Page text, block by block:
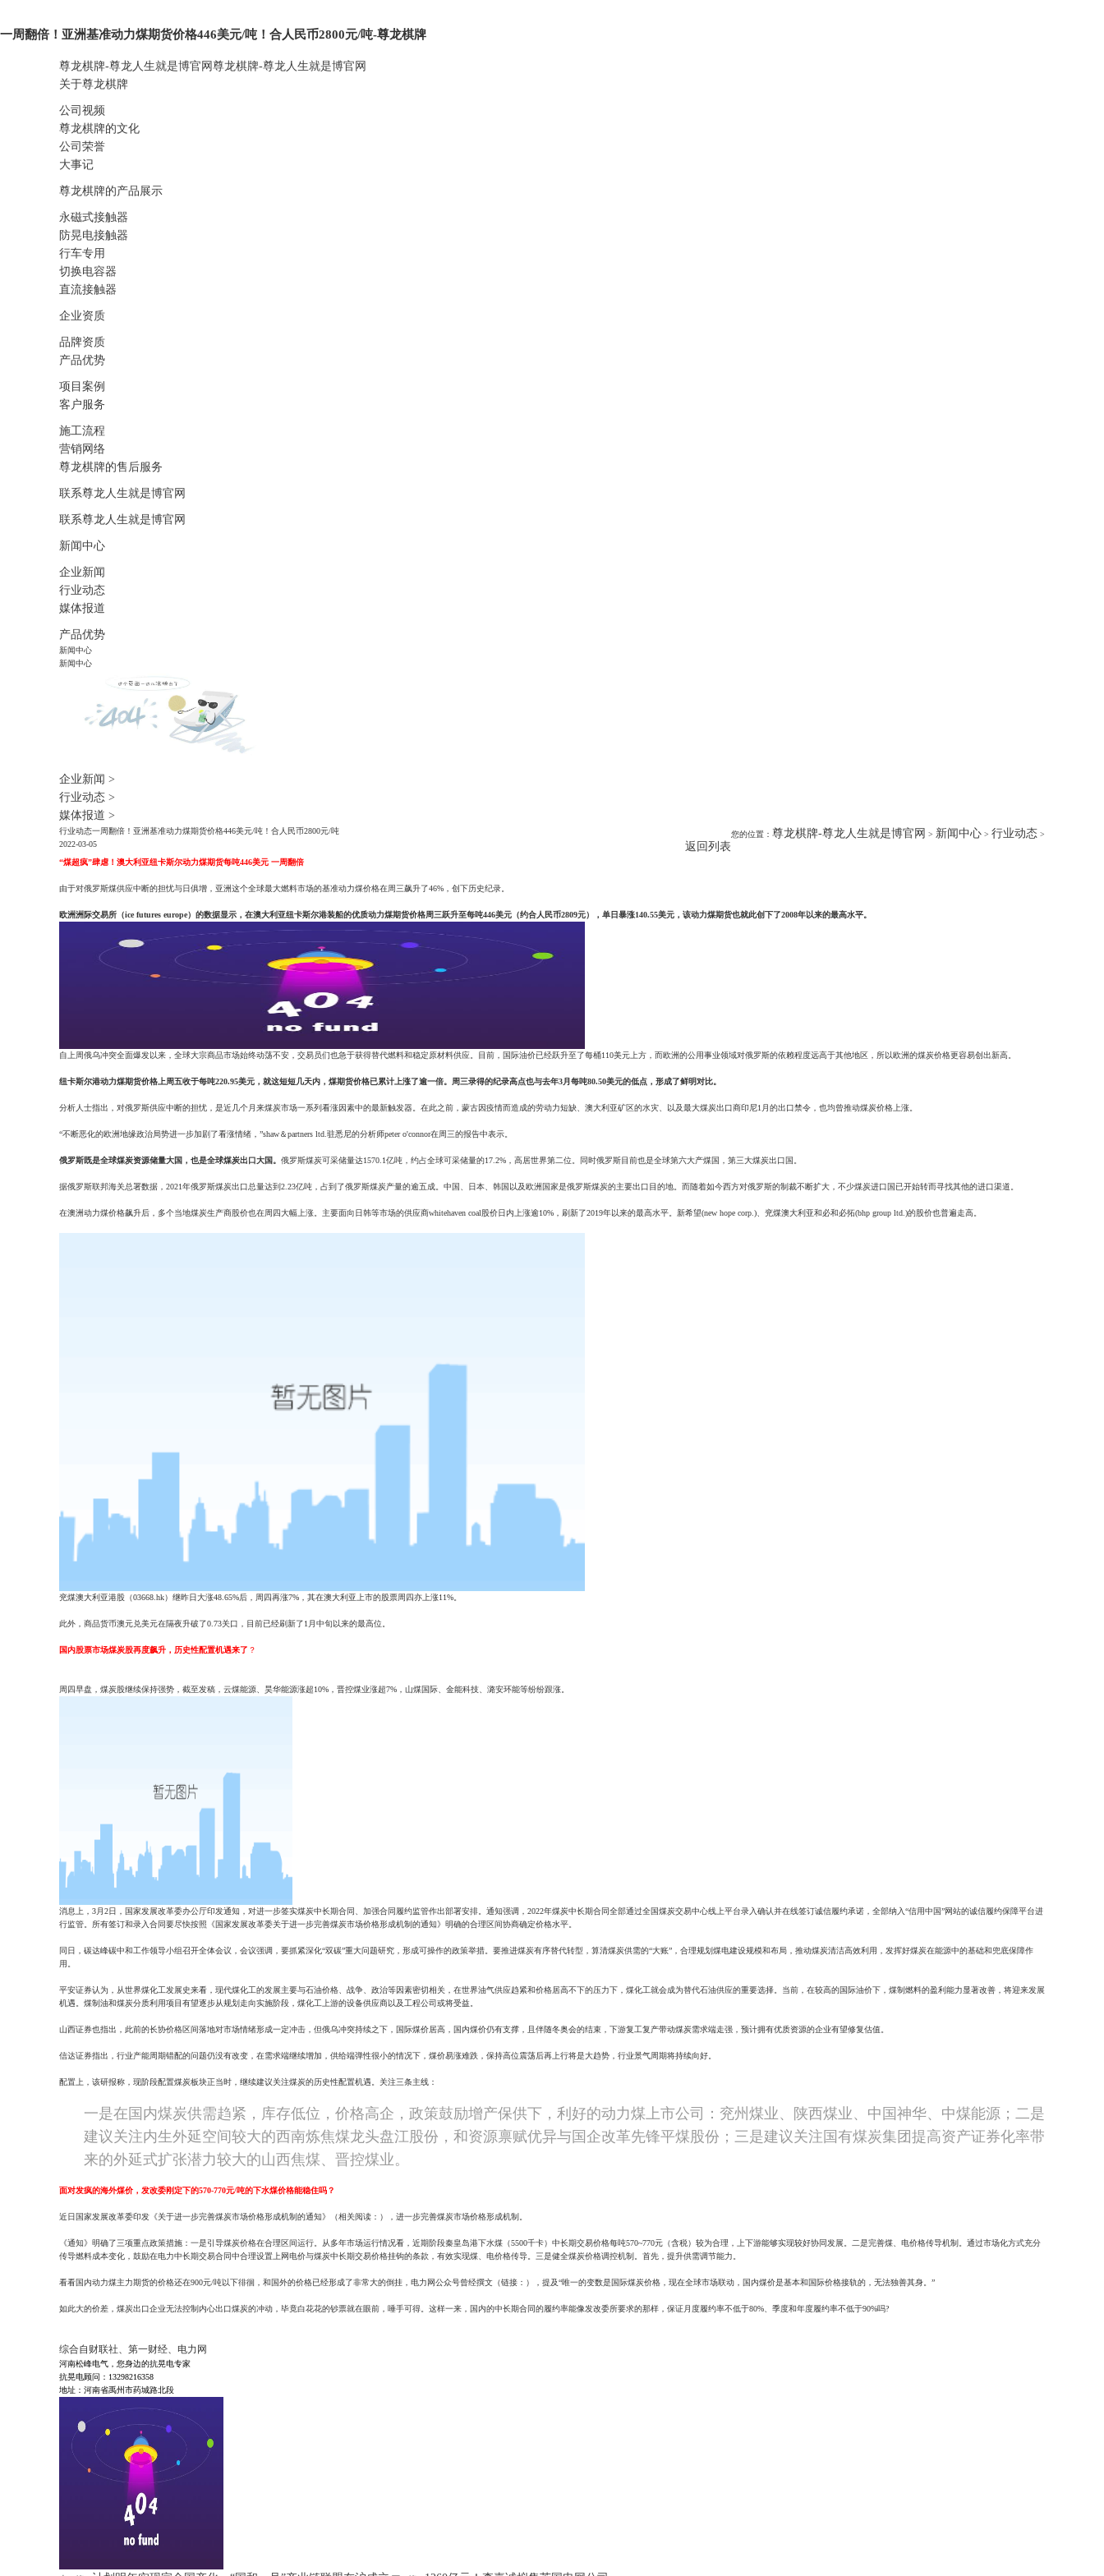
一周翻倍！亚洲基准动力煤期货价格446美元/吨！合人民币2800元/吨-尊龙棋牌
尊龙棋牌-尊龙人生就是博官网 尊龙棋牌-尊龙人生就是博官网
关于尊龙棋牌
公司视频
尊龙棋牌的文化
公司荣誉
大事记
尊龙棋牌的产品展示
永磁式接触器
防晃电接触器
行车专用
切换电容器
直流接触器
企业资质
品牌资质
产品优势
项目案例
客户服务
施工流程
营销网络
尊龙棋牌的售后服务
联系尊龙人生就是博官网
联系尊龙人生就是博官网
新闻中心
企业新闻
行业动态
媒体报道
产品优势
新闻中心
新闻中心
企业新闻 >
行业动态 >
媒体报道 >
行业动态 您的位置： 尊龙棋牌-尊龙人生就是博官网 > 新闻中心 > 行业动态 >
一周翻倍！亚洲基准动力煤期货价格446美元/吨！合人民币2800元/吨
2022-03-05
返回列表
“煤超疯”肆虐！澳大利亚纽卡斯尔动力煤期货每吨446美元 一周翻倍
由于对俄罗斯煤供应中断的担忧与日俱增，亚洲这个全球最大燃料市场的基准动力煤价格在周三飙升了46%，创下历史纪录。
欧洲洲际交易所（ice futures europe）的数据显示，在澳大利亚纽卡斯尔港装船的优质动力煤期货价格周三跃升至每吨446美元（约合人民币2809元），单日暴涨140.55美元，该动力煤期货也就此创下了2008年以来的最高水平。
自上周俄乌冲突全面爆发以来，全球大宗商品市场始终动荡不安，交易员们也急于获得替代燃料和稳定原材料供应。目前，国际油价已经跃升至了每桶110美元上方，而欧洲的公用事业领域对俄罗斯的依赖程度远高于其他地区，所以欧洲的煤炭价格更容易创出新高。
纽卡斯尔港动力煤期货价格上周五收于每吨220.95美元，就这短短几天内，煤期货价格已累计上涨了逾一倍。周三录得的纪录高点也与去年3月每吨80.50美元的低点，形成了鲜明对比。
分析人士指出，对俄罗斯供应中断的担忧，是近几个月来煤炭市场一系列看涨因素中的最新触发器。在此之前，蒙古因疫情而造成的劳动力短缺、澳大利亚矿区的水灾、以及最大煤炭出口商印尼1月的出口禁令，也均曾推动煤炭价格上涨。
“不断恶化的欧洲地缘政治局势进一步加剧了看涨情绪，”shaw＆partners ltd.驻悉尼的分析师peter o'connor在周三的报告中表示。
俄罗斯既是全球煤炭资源储量大国，也是全球煤炭出口大国。 俄罗斯煤炭可采储量达1570.1亿吨，约占全球可采储量的17.2%，高居世界第二位。同时俄罗斯目前也是全球第六大产煤国，第三大煤炭出口国。
据俄罗斯联邦海关总署数据，2021年俄罗斯煤炭出口总量达到2.23亿吨，占到了俄罗斯煤炭产量的逾五成。中国、日本、韩国以及欧洲国家是俄罗斯煤炭的主要出口目的地。而随着如今西方对俄罗斯的制裁不断扩大，不少煤炭进口国已开始转而寻找其他的进口渠道。
在澳洲动力煤价格飙升后，多个当地煤炭生产商股价也在周四大幅上涨。主要面向日韩等市场的供应商whitehaven coal股价日内上涨逾10%，刷新了2019年以来的最高水平。新希望(new hope corp.)、兖煤澳大利亚和必和必拓(bhp group ltd.)的股价也普遍走高。
兖煤澳大利亚港股（03668.hk）继昨日大涨48.65%后，周四再涨7%，其在澳大利亚上市的股票周四亦上涨11%。
此外，商品货币澳元兑美元在隔夜升破了0.73关口，目前已经刷新了1月中旬以来的最高位。
国内股票市场煤炭股再度飙升，历史性配置机遇来了 ？
周四早盘，煤炭股继续保持强势，截至发稿，云煤能源、昊华能源涨超10%，晋控煤业涨超7%，山煤国际、金能科技、潞安环能等纷纷跟涨。
消息上，3月2日，国家发展改革委办公厅印发通知，对进一步签实煤炭中长期合同、加强合同履约监管作出部署安排。通知强调，2022年煤炭中长期合同全部通过全国煤炭交易中心线上平台录入确认并在线签订诚信履约承诺，全部纳入“信用中国”网站的诚信履约保障平台进
行监管。所有签订和录入合同要尽快按照《国家发展改革委关于进一步完善煤炭市场价格形成机制的通知》明确的合理区间协商确定价格水平。
同日，碳达峰碳中和工作领导小组召开全体会议，会议强调，要抓紧深化“双碳”重大问题研究，形成可操作的政策举措。要推进煤炭有序替代转型，算清煤炭供需的“大账”，合理规划煤电建设规模和布局，推动煤炭清洁高效利用，发挥好煤炭在能源中的基础和兜底保障作
用。
平安证券认为，从世界煤化工发展史来看，现代煤化工的发展主要与石油价格、战争、政治等因素密切相关，在世界油气供应趋紧和价格居高不下的压力下，煤化工就会成为替代石油供应的重要选择。当前，在较高的国际油价下，煤制燃料的盈利能力显著改善，将迎来发展
机遇。煤制油和煤炭分质利用项目有望逐步从规划走向实施阶段，煤化工上游的设备供应商以及工程公司或将受益。
山西证券也指出，此前的长协价格区间落地对市场情绪形成一定冲击，但俄乌冲突持续之下，国际煤价居高，国内煤价仍有支撑，且伴随冬奥会的结束，下游复工复产带动煤炭需求端走强，预计拥有优质资源的企业有望修复估值。
信达证券指出，行业产能周期错配的问题仍没有改变，在需求端继续增加，供给端弹性很小的情况下，煤价易涨难跌，保持高位震荡后再上行将是大趋势，行业景气周期将持续向好。
配置上，该研报称，现阶段配置煤炭板块正当时，继续建议关注煤炭的历史性配置机遇。关注三条主线：
一是在国内煤炭供需趋紧，库存低位，价格高企，政策鼓励增产保供下，利好的动力煤上市公司：兖州煤业、陕西煤业、中国神华、中煤能源； 二是
建议关注内生外延空间较大的西南炼焦煤龙头盘江股份，和资源禀赋优异与国企改革先锋平煤股份； 三是建议关注国有煤炭集团提高资产证券化率带
来的外延式扩张潜力较大的山西焦煤、晋控煤业。
面对发疯的海外煤价，发改委刚定下的570-770元/吨的下水煤价格能稳住吗？
近日国家发展改革委印发《关于进一步完善煤炭市场价格形成机制的通知》（相关阅读：），进一步完善煤炭市场价格形成机制。
《通知》明确了三项重点政策措施：一是引导煤炭价格在合理区间运行。从多年市场运行情况看，近期阶段秦皇岛港下水煤（5500千卡）中长期交易价格每吨570~770元（含税）较为合理，上下游能够实现较好协同发展。二是完善煤、电价格传导机制。通过市场化方式充分
传导燃料成本变化，鼓励在电力中长期交易合同中合理设置上网电价与煤炭中长期交易价格挂钩的条款，有效实现煤、电价格传导。三是健全煤炭价格调控机制。首先，提升供需调节能力。
看看国内动力煤主力期货的价格还在900元/吨以下徘徊，和国外的价格已经形成了非常大的倒挂，电力网公众号曾经撰文（链接：），提及“唯一的变数是国际煤炭价格，现在全球市场联动，国内煤价是基本和国际价格接轨的，无法独善其身。”
如此大的价差，煤炭出口企业无法控制内心出口煤炭的冲动，毕竟白花花的钞票就在眼前，唾手可得。这样一来，国内的中长期合同的履约率能像发改委所要求的那样，保证月度履约率不低于80%、季度和年度履约率不低于90%吗?
综合自财联社、第一财经、电力网
河南松峰电气，您身边的抗晃电专家
抗晃电顾问：13298216358
地址：河南省禹州市药城路北段